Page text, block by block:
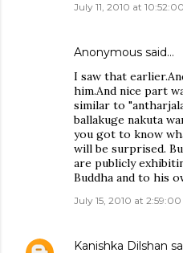
July 11, 2010 at
Anonymous said…
I saw that
him.And nice part
similar to
ballakuge nakuta
you got to know
will be surprised.
are publicly
Buddha and to his
July 15, 2010 at
Kanishka Dilshan